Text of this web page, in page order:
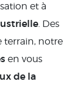
et à
. Des
terrain, notre
en vous
de la